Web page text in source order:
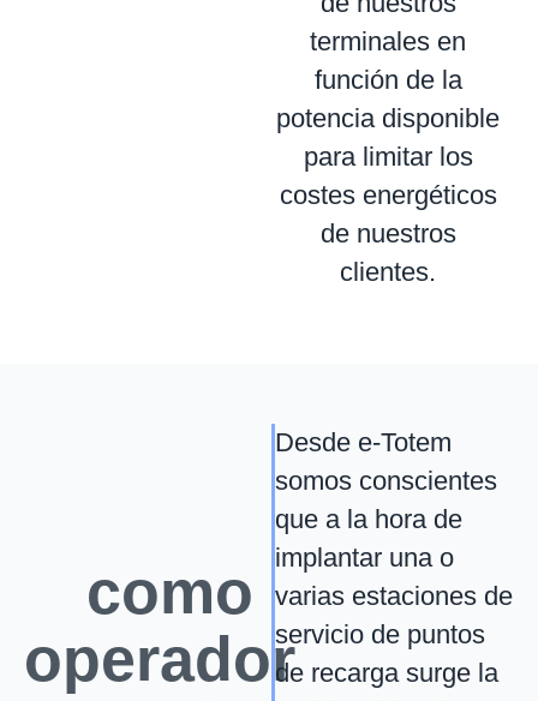
terminales en
función de la
potencia disponible
para limitar los
costes energéticos
de nuestros
clientes.
como
operador
Desde e-Totem
somos conscientes
que a la hora de
implantar una o
varias estaciones de
servicio de puntos
de recarga surge la